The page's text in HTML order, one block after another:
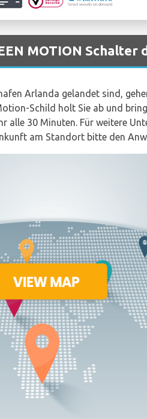
MOTION
Arlanda gelandet sind,
Schild holt Sie ab und
alle 30 Minuten. Für weitere
am Standort bitte den